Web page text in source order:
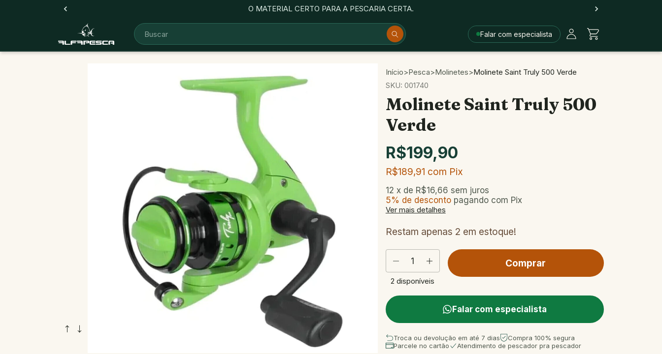
O MATERIAL CERTO PARA A PESCARIA CERTA.
Falar com especialista
Início>Pesca>Molinetes>Molinete Saint Truly 500 Verde
SKU: 001740
Molinete Saint Truly 500
Verde
R$199,90
R$189,91 com Pix
12 x de R$16,66 sem juros
5% de descontopagando com Pix
Ver mais detalhes
Restam apenas 2 em estoque!
2 disponíveis
Falar com especialista
Troca ou devolução em até 7 dias
Compra 100% segura
Parcele no cartão
Atendimento de pescador pra pescador